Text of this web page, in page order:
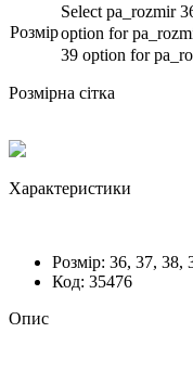
Розмiр
Select pa_rozmir
option for
39 option for
Розмірна сітка
Характеристики
Розмiр: 36, 37, 38,
Код: 35476
Опис